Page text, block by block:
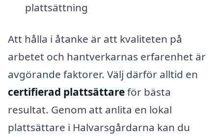
plattsättning
Att hålla i åtanke är att kvaliteten på
arbetet och hantverkarnas erfarenhet är
avgörande faktorer. Välj därför alltid en
certifierad plattsättareför bästa
resultat. Genom att anlita en lokal
plattsättare i Halvarsgårdarna kan du